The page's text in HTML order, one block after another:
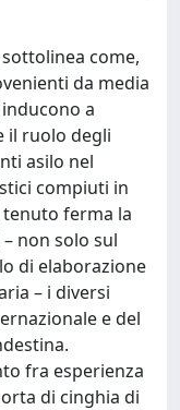
come,
da media
a
il ruolo degli
asilo nel
compiuti in
tenuto ferma la
non solo sul
di elaborazione
– i diversi
e del
fra esperienza
di cinghia di